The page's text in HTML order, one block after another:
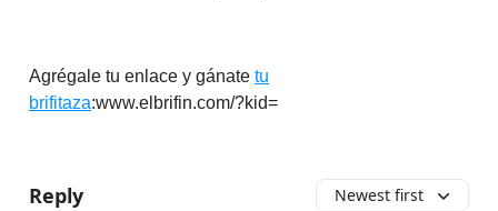
Agrégale tu enlace y gánate tu
brifitaza:www.elbrifin.com/?kid=
Reply Newest first